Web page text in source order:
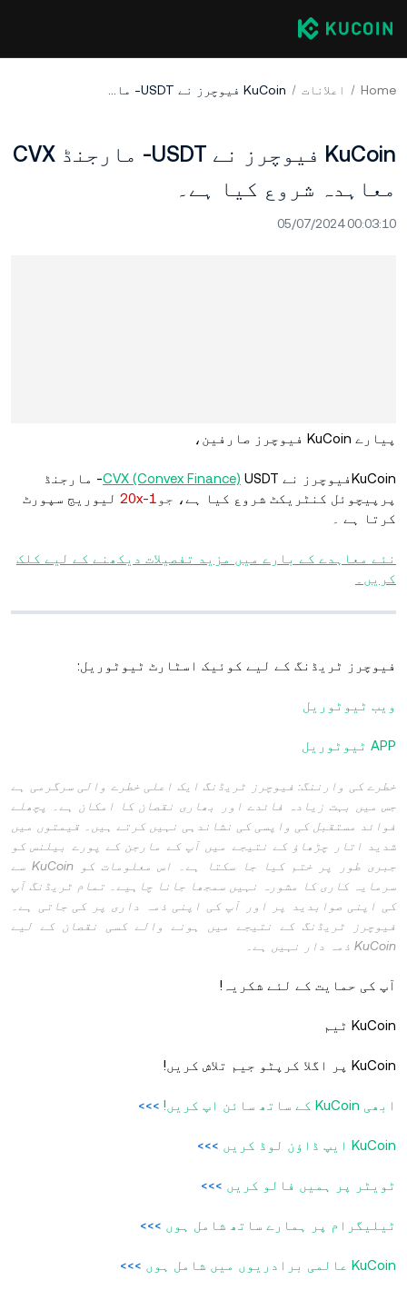
Home اعلانات KuCoin فیوچرز نے USDT- مارجنڈ CVX معاہدہ شروع کیا ہے۔
KuCoin فیوچرز نے USDT- مارجنڈ CVX
معاہدہ شروع کیا ہے۔
05/07/2024 00:03:10
پیارے KuCoin فیوچرز صارفین،
KuCoinفیوچرز نے CVX (Convex Finance)USDT- مارجنڈ
پرپیچوئل کنٹریکٹ شروع کیا ہے، جو 1-20x لیوریج سپورٹ
کرتا ہے
نئے معاہدے کے بارے میں مزید تفصیلات دیکھنے کے لیے کلک
کریں۔
فیوچرز ٹریڈنگ کے لیے کوئیک اسٹارٹ ٹیوٹوریل:
ویب ٹیوٹوریل
APP ٹیوٹوریل
خطرے کی وارننگ: فیوچرز ٹریڈنگ ایک اعلی خطرے والی سرگرمی ہے
جس میں بہت زیادہ فائدے اور بھاری نقصان کا امکان ہے۔ پچھلے
فوائد مستقبل کی واپسی کی نشاندہی نہیں کرتے ہیں۔ قیمتوں میں
شدید اتار چڑھاؤ کے نتیجے میں آپ کے مارجن کے پورے بیلنس کو
جبری طور پر ختم کیا جا سکتا ہے۔ اس معلومات کو KuCoin سے
سرمایہ کاری کا مشورہ نہیں سمجھا جانا چاہیے۔ تمام ٹریڈنگ آپ
کی اپنی صوابدید پر اور آپ کی اپنی ذمہ داری پر کی جاتی ہے۔
فیوچرز ٹریڈنگ کے نتیجے میں ہونے والے کسی نقصان کے لیے
KuCoin ذمہ دار نہیں ہے۔
آپ کی حمایت کے لئے شکریہ!
KuCoin ٹیم
KuCoin پر اگلا کرپٹو جیم تلاش کریں!
ابھی KuCoin کے ساتھ سائن اپ کریں! >>>
KuCoin ایپ ڈاؤن لوڈ کریں >>>
ٹویٹر پر ہمیں فالو کریں >>>
ٹیلیگرام پر ہمارے ساتھ شامل ہوں >>>
KuCoin عالمی برادریوں میں شامل ہوں >>>